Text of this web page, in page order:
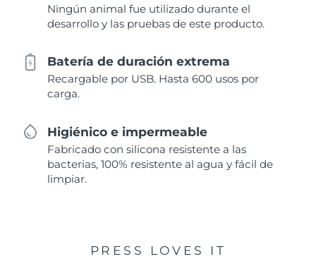
Ningún animal fue utilizado durante el
desarrollo y las pruebas de este producto.
Batería de duración extrema
Recargable por USB. Hasta 600 usos por
carga.
Higiénico e impermeable
Fabricado con silicona resistente a las
bacterias, 100% resistente al agua y fácil de
limpiar.
PRESS LOVES IT